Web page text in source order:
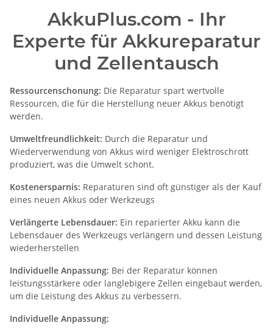
AkkuPlus.com - Ihr
Experte für Akkureparatur
und Zellentausch
Ressourcenschonung: Die Reparatur spart wertvolle
Ressourcen, die für die Herstellung neuer Akkus benötigt
werden.
Umweltfreundlichkeit: Durch die Reparatur und
Wiederverwendung von Akkus wird weniger Elektroschrott
produziert, was die Umwelt schont.
Kostenersparnis: Reparaturen sind oft günstiger als der Kauf
eines neuen Akkus oder Werkzeugs
Verlängerte Lebensdauer: Ein reparierter Akku kann die
Lebensdauer des Werkzeugs verlängern und dessen Leistung
wiederherstellen
Individuelle Anpassung: Bei der Reparatur können
leistungsstärkere oder langlebigere Zellen eingebaut werden,
um die Leistung des Akkus zu verbessern.
Individuelle Anpassung: